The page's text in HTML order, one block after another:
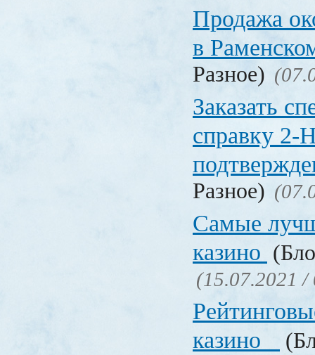
Продажа
в
Разное)
Заказать
справку
Разное)
Самые
казино
(15.07.2021 /
казино